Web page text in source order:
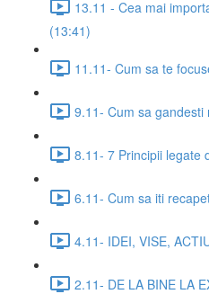
13.11 - Cea mai
(13:41)
11.11- Cum sa te
9.11- Cum sa gandesti
8.11- 7 Principii legate
6.11- Cum sa iti
4.11- IDEI, VISE,
2.11- DE LA BINE LA